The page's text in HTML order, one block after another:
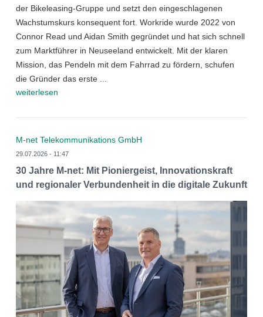
der Bikeleasing-Gruppe und setzt den eingeschlagenen
Wachstumskurs konsequent fort. Workride wurde 2022 von
Connor Read und Aidan Smith gegründet und hat sich schnell
zum Marktführer in Neuseeland entwickelt. Mit der klaren
Mission, das Pendeln mit dem Fahrrad zu fördern, schufen
die Gründer das erste ...
weiterlesen
M-net Telekommunikations GmbH
29.07.2026 - 11:47
30 Jahre M-net: Mit Pioniergeist, Innovationskraft
und regionaler Verbundenheit in die digitale Zukunft